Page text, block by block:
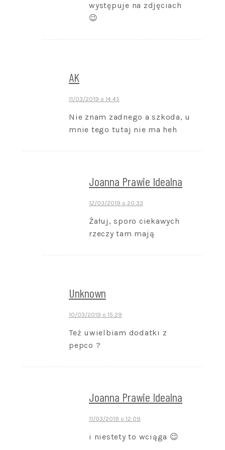
występuje na zdjęciach
😉
AK
11/03/2019 o 14:45
Nie znam zadnego a szkoda, u
mnie tego tutaj nie ma heh
Joanna Prawie Idealna
12/03/2019 o 20:33
Żałuj, sporo ciekawych
rzeczy tam mają
Unknown
10/03/2019 o 15:29
Też uwielbiam dodatki z
pepco ?
Joanna Prawie Idealna
11/03/2019 o 12:09
i niestety to wciąga 😉